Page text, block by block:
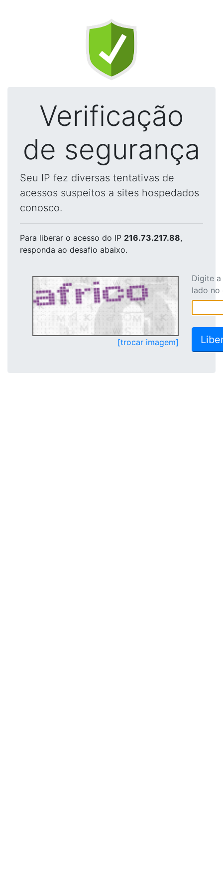
Verificação
de segurança
Seu IP fez diversas tentativas de
acessos suspeitos a sites hospedados
conosco.
Para liberar o acesso do IP 216.73.217.88,
responda ao desafio abaixo.
[trocar imagem]
Digite
lado no